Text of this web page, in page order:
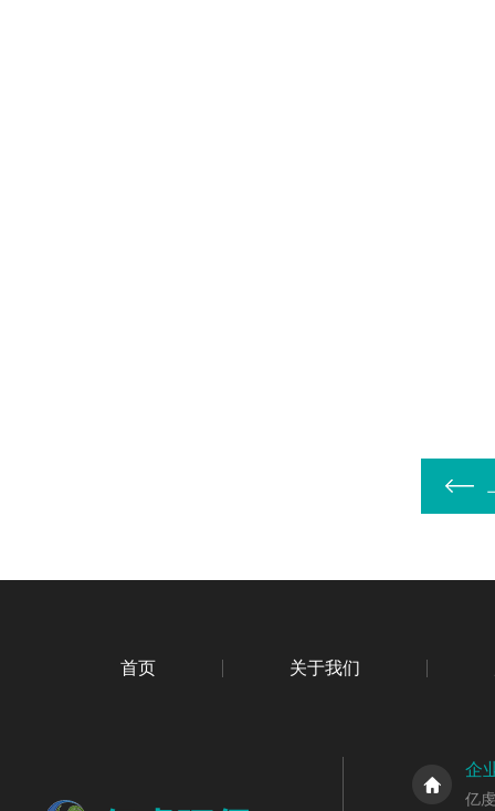
首页 关于我们
企
亿